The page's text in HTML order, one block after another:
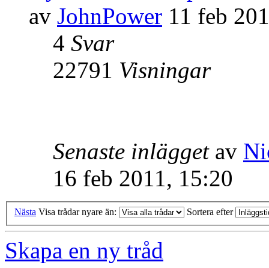
av JohnPower 11 feb
4 Svar
22791 Visningar
Senaste inlägget av
16 feb 2011, 15:20
Nästa Visa trådar nyare än: Sortera efter
Skapa en ny tråd